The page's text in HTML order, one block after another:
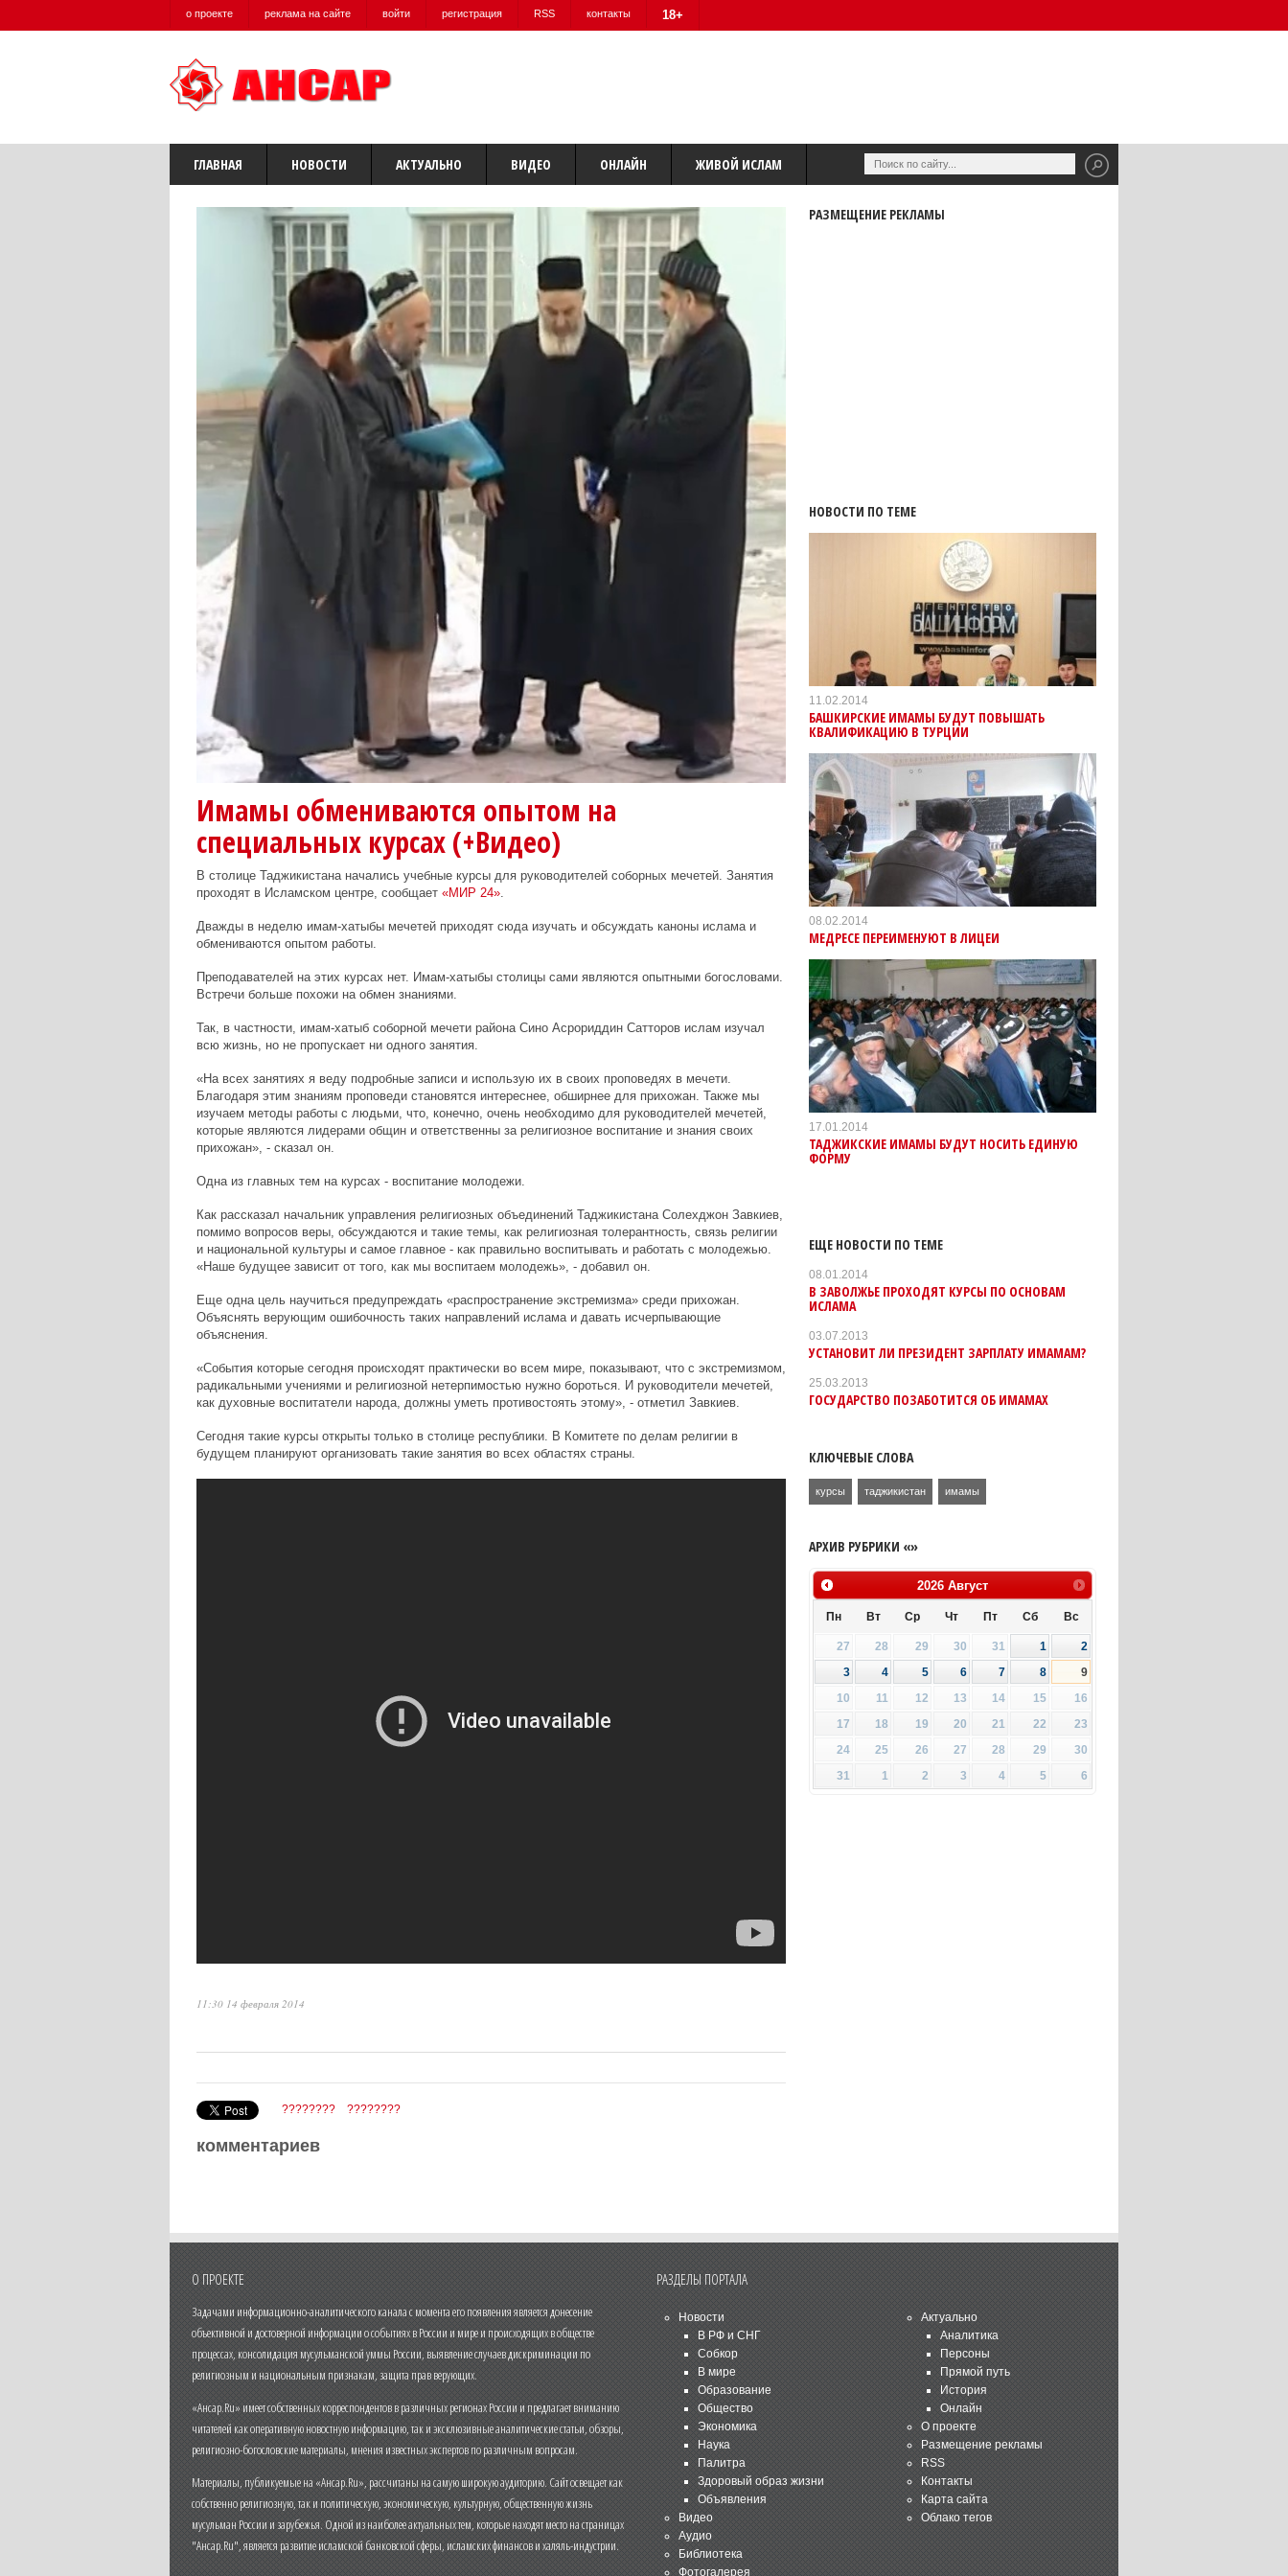
о проекте реклама на сайте войти регистрация RSS контакты 18+
ГЛАВНАЯ НОВОСТИ АКТУАЛЬНО ВИДЕО ОНЛАЙН ЖИВОЙ ИСЛАМ
Имамы обмениваются опытом на
специальных курсах (+Видео)
В столице Таджикистана начались учебные курсы для руководителей соборных мечетей. Занятия
проходят в Исламском центре, сообщает «МИР 24».
Дважды в неделю имам-хатыбы мечетей приходят сюда изучать и обсуждать каноны ислама и
обмениваются опытом работы.
Преподавателей на этих курсах нет. Имам-хатыбы столицы сами являются опытными богословами.
Встречи больше похожи на обмен знаниями.
Так, в частности, имам-хатыб соборной мечети района Сино Асрориддин Сатторов ислам изучал
всю жизнь, но не пропускает ни одного занятия.
«На всех занятиях я веду подробные записи и использую их в своих проповедях в мечети.
Благодаря этим знаниям проповеди становятся интереснее, обширнее для прихожан. Также мы
изучаем методы работы с людьми, что, конечно, очень необходимо для руководителей мечетей,
которые являются лидерами общин и ответственны за религиозное воспитание и знания своих
прихожан», - сказал он.
Одна из главных тем на курсах - воспитание молодежи.
Как рассказал начальник управления религиозных объединений Таджикистана Солехджон Завкиев,
помимо вопросов веры, обсуждаются и такие темы, как религиозная толерантность, связь религии
и национальной культуры и самое главное - как правильно воспитывать и работать с молодежью.
«Наше будущее зависит от того, как мы воспитаем молодежь», - добавил он.
Еще одна цель научиться предупреждать «распространение экстремизма» среди прихожан.
Объяснять верующим ошибочность таких направлений ислама и давать исчерпывающие
объяснения.
«События которые сегодня происходят практически во всем мире, показывают, что с экстремизмом,
радикальными учениями и религиозной нетерпимостью нужно бороться. И руководители мечетей,
как духовные воспитатели народа, должны уметь противостоять этому», - отметил Завкиев.
Сегодня такие курсы открыты только в столице республики. В Комитете по делам религии в
будущем планируют организовать такие занятия во всех областях страны.
11:30 14 февраля 2014
???????? ????????
комментариев
РАЗМЕЩЕНИЕ РЕКЛАМЫ
НОВОСТИ ПО ТЕМЕ
11.02.2014
БАШКИРСКИЕ ИМАМЫ БУДУТ ПОВЫШАТЬ
КВАЛИФИКАЦИЮ В ТУРЦИИ
08.02.2014
МЕДРЕСЕ ПЕРЕИМЕНУЮТ В ЛИЦЕИ
17.01.2014
ТАДЖИКСКИЕ ИМАМЫ БУДУТ НОСИТЬ ЕДИНУЮ
ФОРМУ
ЕЩЕ НОВОСТИ ПО ТЕМЕ
08.01.2014
В ЗАВОЛЖЬЕ ПРОХОДЯТ КУРСЫ ПО ОСНОВАМ
ИСЛАМА
03.07.2013
УСТАНОВИТ ЛИ ПРЕЗИДЕНТ ЗАРПЛАТУ ИМАМАМ?
25.03.2013
ГОСУДАРСТВО ПОЗАБОТИТСЯ ОБ ИМАМАХ
КЛЮЧЕВЫЕ СЛОВА
курсы таджикистан имамы
АРХИВ РУБРИКИ «»
2026 Август
Пн Вт Ср Чт Пт Сб Вс
27 28 29 30 31 1
2
3
4 5 6 7 8
9
10
11 12 13 14 15
16
17
18 19 20 21 22
23
24
25 26 27 28 29
30
31
1 2 3 4 5 6
О ПРОЕКТЕ
Задачами информационно-аналитического канала с момента его появления является донесение
объективной и достоверной информации о событиях в России и мире и происходящих в обществе
процессах, консолидация мусульманской уммы России, выявление случаев дискриминации по
религиозным и национальным признакам, защита прав верующих.
«Ансар.Ru» имеет собственных корреспондентов в различных регионах России и предлагает вниманию
читателей как оперативную новостную информацию, так и эксклюзивные аналитические статьи, обзоры,
религиозно-богословские материалы, мнения известных экспертов по различным вопросам.
Материалы, публикуемые на «Ансар.Ru», рассчитаны на самую широкую аудиторию. Сайт освещает как
собственно религиозную, так и политическую, экономическую, культурную, общественную жизнь
мусульман России и зарубежья. Одной из наиболее актуальных тем, которые находят место на страницах
"Ансар.Ru", является развитие исламской банковской сферы, исламских финансов и халяль-индустрии.
РАЗДЕЛЫ ПОРТАЛА
Новости
В РФ и СНГ
Собкор
В мире
Образование
Общество
Экономика
Наука
Палитра
Здоровый образ жизни
Объявления
Видео
Аудио
Библиотека
Фотогалерея
Актуально
Аналитика
Персоны
Прямой путь
История
Онлайн
О проекте
Размещение рекламы
RSS
Контакты
Карта сайта
Облако тегов